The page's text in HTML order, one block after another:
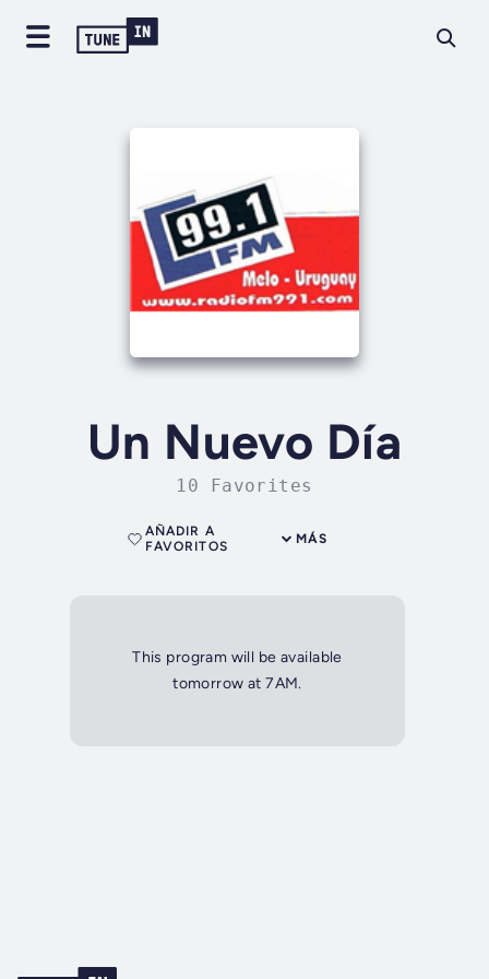
Un Nuevo Día
10 Favorites
MÁS
AÑADIR A
FAVORITOS
This program will be available
tomorrow at 7AM.